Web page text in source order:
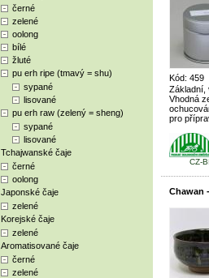
černé
zelené
oolong
bílé
žluté
pu erh ripe (tmavý = shu)
sypané
lisované
pu erh raw (zelený = sheng)
sypané
lisované
Tchajwanské čaje
černé
oolong
Japonské čaje
zelené
Korejské čaje
zelené
Aromatisované čaje
černé
zelené
Kód: 459
Základní,
Vhodná
pro
CZ-
Chawan